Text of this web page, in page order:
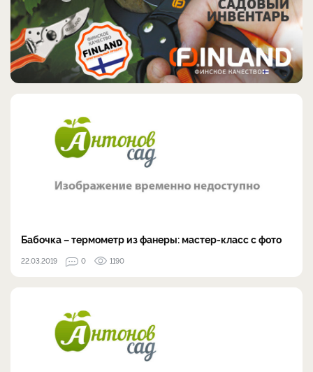
Бабочка – термометр из фанеры: мастер-класс с фото
22.03.2019 0 1190